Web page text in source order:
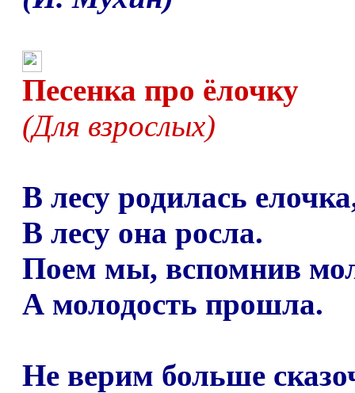
Песенка про ёлочку
(Для взрослых)
В лесу родилась
В лесу она росла.
Поем мы, вспомнив
А молодость прошла.
Не верим больше